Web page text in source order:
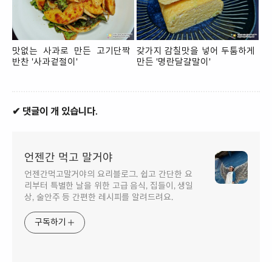
맛없는 사과로 만든 고기단짝
반찬 '사과겉절이'
갖가지 감칠맛을 넣어 두툼하게
만든 '명란달걀말이'
✔ 댓글이 개 있습니다.
언젠간 먹고 말거야
언젠간먹고말거야의 요리블로그. 쉽고 간단한 요
리부터 특별한 날을 위한 고급 음식, 집들이, 생일
상, 술안주 등 간편한 레시피를 알려드려요.
구독하기